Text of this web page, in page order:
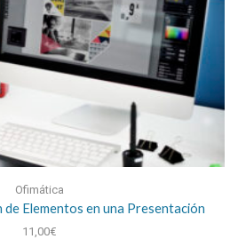
Ofimática
Elementos en una Presentación
11,00€